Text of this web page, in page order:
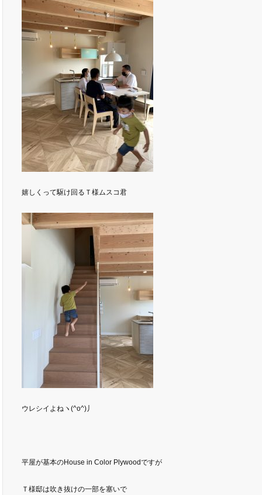
嬉しくって駆け回るＴ様ムスコ君
ウレシイよねヽ(^o^)丿
平屋が基本のHouse in Color Plywoodですが
Ｔ様邸は吹き抜けの一部を塞いで